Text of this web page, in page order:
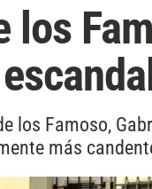
los
los Famoso,
más